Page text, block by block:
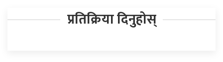
प्रतिक्रिया दिनुहोस्